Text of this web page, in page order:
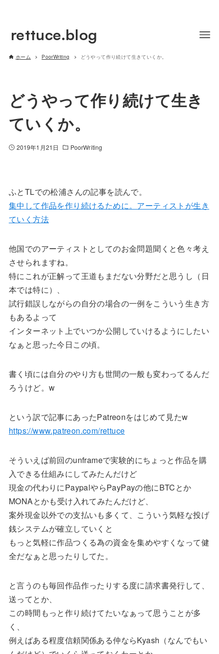
rettuce.blog
ホーム PoorWriting どうやって作り続けて生きていくか。
どうやって作り続けて生き
ていくか。
2019年1月21日 PoorWriting
ふとTLでの松浦さんの記事を読んで。
集中して作品を作り続けるために。アーティストが生き
ていく方法
他国でのアーティストとしてのお金問題聞くと色々考え
させられますね。
特にこれが正解って王道もまだない分野だと思うし（日
本では特に）、
試行錯誤しながらの自分の場合の一例をこういう生き方
もあるよって
インターネット上でいつか公開していけるようにしたい
なぁと思った今日この頃。
書く頃には自分のやり方も世間の一般も変わってるんだ
ろうけど。w
という訳で記事にあったPatreonをはじめて見たw
https://www.patreon.com/rettuce
そういえば前回のunframeで実験的にちょっと作品を購
入できる仕組みにしてみたんだけど
現金の代わりにPaypalやらPayPayの他にBTCとか
MONAとかも受け入れてみたんだけど、
案外現金以外での支払いも多くて、こういう気軽な投げ
銭システムが確立していくと
もっと気軽に作品つくる為の資金を集めやすくなって健
全だなぁと思ったりしてた。
と言うのも毎回作品作ったりする度に請求書発行して、
送ってとか、
この時間もっと作り続けてたいなぁって思うことが多
く、
例えばある程度信頼関係ある仲ならKyash（なんでもい